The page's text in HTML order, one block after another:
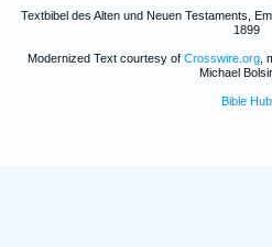
Textbibel des Alten und Neuen Testaments,
1899
Modernized Text courtesy of Crosswire.org,
Michael
Bible Hub